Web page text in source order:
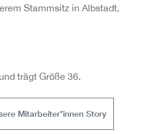
Stammsitz in Albstadt,
trägt Größe 36.
Mitarbeiter*innen Story